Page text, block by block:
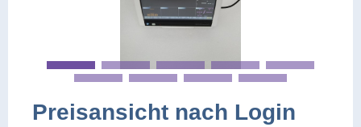
Preisansicht nach Login